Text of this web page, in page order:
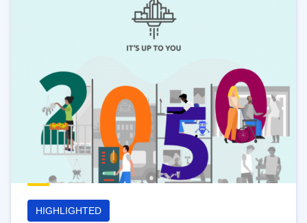
HIGHLIGHTED